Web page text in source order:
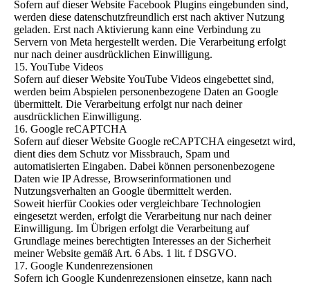
Sofern auf dieser Website Facebook Plugins eingebunden sind,
werden diese datenschutzfreundlich erst nach aktiver Nutzung
geladen. Erst nach Aktivierung kann eine Verbindung zu
Servern von Meta hergestellt werden. Die Verarbeitung erfolgt
nur nach deiner ausdrücklichen Einwilligung.
15. YouTube Videos
Sofern auf dieser Website YouTube Videos eingebettet sind,
werden beim Abspielen personenbezogene Daten an Google
übermittelt. Die Verarbeitung erfolgt nur nach deiner
ausdrücklichen Einwilligung.
16. Google reCAPTCHA
Sofern auf dieser Website Google reCAPTCHA eingesetzt wird,
dient dies dem Schutz vor Missbrauch, Spam und
automatisierten Eingaben. Dabei können personenbezogene
Daten wie IP Adresse, Browserinformationen und
Nutzungsverhalten an Google übermittelt werden.
Soweit hierfür Cookies oder vergleichbare Technologien
eingesetzt werden, erfolgt die Verarbeitung nur nach deiner
Einwilligung. Im Übrigen erfolgt die Verarbeitung auf
Grundlage meines berechtigten Interesses an der Sicherheit
meiner Website gemäß Art. 6 Abs. 1 lit. f DSGVO.
17. Google Kundenrezensionen
Sofern ich Google Kundenrezensionen einsetze, kann nach